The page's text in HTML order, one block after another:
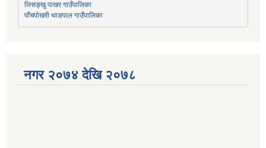
लिसङ्खु पाखर गाउँपालिका
पाँचपोखरी थाङपाल गाउँपालिका
नगर २०७४ देखि २०७८